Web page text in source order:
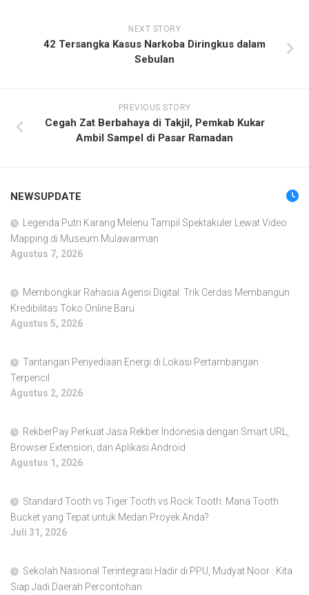
NEXT STORY
42 Tersangka Kasus Narkoba Diringkus dalam
Sebulan
PREVIOUS STORY
Cegah Zat Berbahaya di Takjil, Pemkab Kukar
Ambil Sampel di Pasar Ramadan
NEWSUPDATE
Legenda Putri Karang Melenu Tampil Spektakuler Lewat Video
Mapping di Museum Mulawarman
Agustus 7, 2026
Membongkar Rahasia Agensi Digital: Trik Cerdas Membangun
Kredibilitas Toko Online Baru
Agustus 5, 2026
Tantangan Penyediaan Energi di Lokasi Pertambangan
Terpencil
Agustus 2, 2026
RekberPay Perkuat Jasa Rekber Indonesia dengan Smart URL,
Browser Extension, dan Aplikasi Android
Agustus 1, 2026
Standard Tooth vs Tiger Tooth vs Rock Tooth: Mana Tooth
Bucket yang Tepat untuk Medan Proyek Anda?
Juli 31, 2026
Sekolah Nasional Terintegrasi Hadir di PPU, Mudyat Noor : Kita
Siap Jadi Daerah Percontohan